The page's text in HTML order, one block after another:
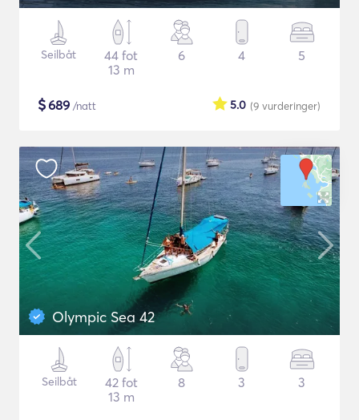
Seilbåt
44 fot
13 m
6 4 5
$689 /natt (9 vurderinger)
5.0
Olympic Sea 42
Seilbåt
42 fot
13 m
8 3 3